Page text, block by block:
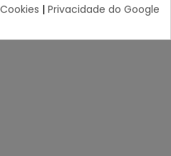
| Privacidade do Google